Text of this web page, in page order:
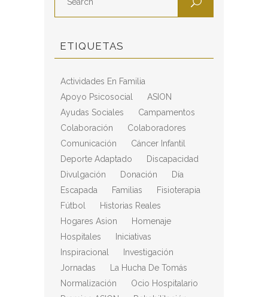
ETIQUETAS
Actividades En Familia
Apoyo Psicosocial
ASION
Ayudas Sociales
Campamentos
Colaboración
Colaboradores
Comunicación
Cáncer Infantil
Deporte Adaptado
Discapacidad
Divulgación
Donación
Día
Escapada
Familias
Fisioterapia
Fútbol
Historias Reales
Hogares Asion
Homenaje
Hospitales
Iniciativas
Inspiracional
Investigación
Jornadas
La Hucha De Tomás
Normalización
Ocio Hospitalario